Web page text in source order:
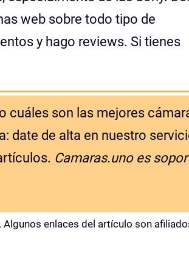
web sobre todo tipo de
y hago reviews. Si tienes
cuáles son las mejores
date de alta en nuestro
Camaras.uno es
enlaces del artículo son